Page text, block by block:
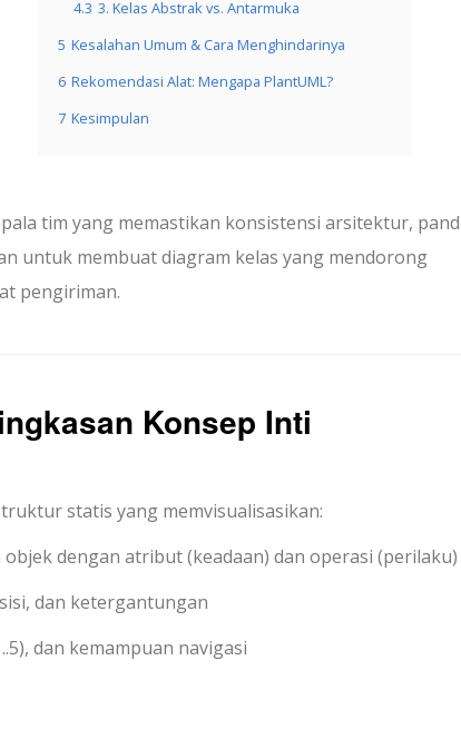
4.3 3. Kelas Abstrak vs. Antarmuka
5 Kesalahan Umum & Cara Menghindarinya
6 Rekomendasi Alat: Mengapa PlantUML?
7 Kesimpulan
tim yang memastikan konsistensi arsitektur,
untuk membuat diagram kelas yang mendorong
pengiriman.
Konsep Inti
statis yang memvisualisasikan:
dengan atribut (keadaan) dan operasi (perilaku)
dan ketergantungan
), dan kemampuan navigasi